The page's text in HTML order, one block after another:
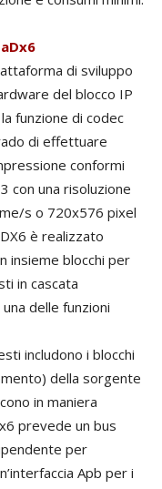
di sviluppo
del blocco IP
funzione di codec
di effettuare
conformi
con una risoluzione
s o 720x576 pixel
è realizzato
insieme blocchi per
in cascata
delle funzioni
includono i blocchi
della sorgente
in maniera
prevede un bus
per
Apb per i